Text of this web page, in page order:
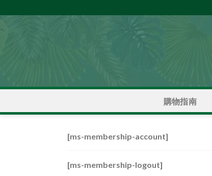
to
購物指南
[ms-membership-account]
[ms-membership-logout]